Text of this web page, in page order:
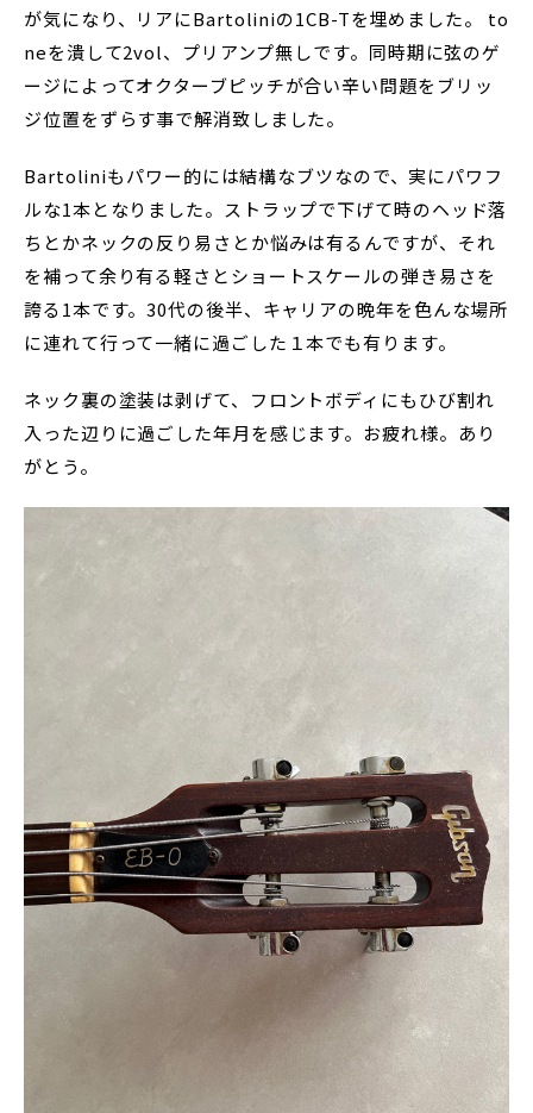
が気になり、リアにBartoliniの1CB-Tを埋めました。 to
neを潰して2vol、プリアンプ無しです。同時期に弦のゲ
ージによってオクターブピッチが合い辛い問題をブリッ
ジ位置をずらす事で解消致しました。
Bartoliniもパワー的には結構なブツなので、実にパワフ
ルな1本となりました。ストラップで下げて時のヘッド落
ちとかネックの反り易さとか悩みは有るんですが、それ
を補って余り有る軽さとショートスケールの弾き易さを
誇る1本です。30代の後半、キャリアの晩年を色んな場所
に連れて行って一緒に過ごした１本でも有ります。
ネック裏の塗装は剥げて、フロントボディにもひび割れ
入った辺りに過ごした年月を感じます。お疲れ様。あり
がとう。